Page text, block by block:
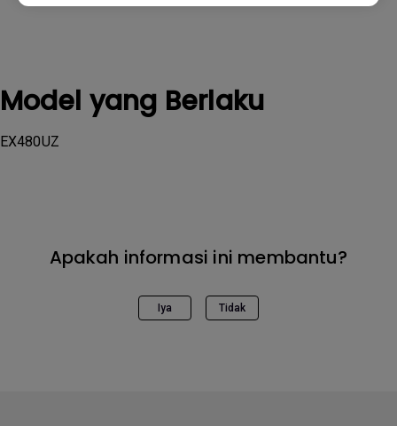
Model yang Berlaku
EX480UZ
Apakah informasi ini membantu?
Iya Tidak